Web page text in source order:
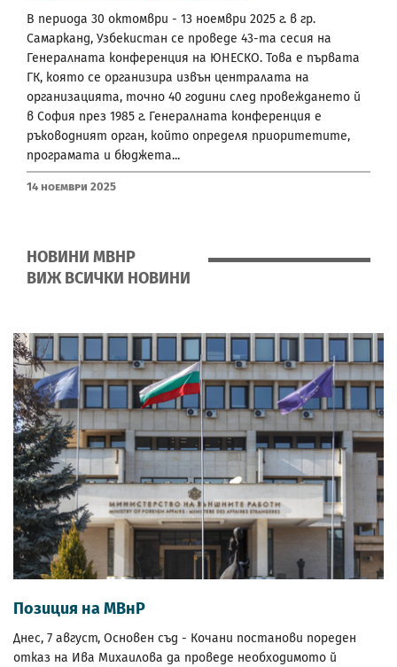
В периода 30 октомври - 13 ноември 2025 г. в гр.
Самарканд, Узбекистан се проведе 43-та сесия на
Генералната конференция на ЮНЕСКО. Това е първата
ГК, която се организира извън централата на
организацията, точно 40 години след провеждането й
в София през 1985 г. Генералната конференция e
ръководният орган, който определя приоритетите,
програмата и бюджета...
14 Ноември 2025
НОВИНИ МВНР
ВИЖ ВСИЧКИ НОВИНИ
Позиция на МВнР
Днес, 7 август, Основен съд - Кочани постанови пореден
отказ на Ива Михаилова да проведе необходимото й